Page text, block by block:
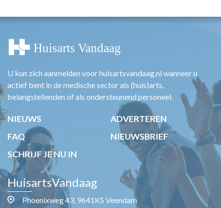
TARIEVEN
MEDISCHE VAKHANDEL
REGISTRATIE
U kun zich aanmelden voor huisartsvandaag.nl wanneer u
actief bent in de medische sector als (huis)arts,
belangstellenden of als ondersteunend personeel.
NIEUWS
ADVERTEREN
FAQ
NIEUWSBRIEF
SCHRIJF JE NU IN
HuisartsVandaag
Phoenixweg 43, 9641KS Veendam